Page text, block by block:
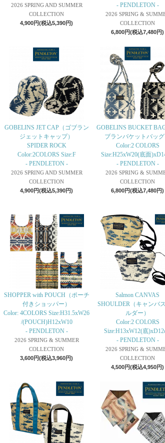
2026 SPRING AND SUMMER
COLLECTION
4,900円(税込5,390円)
- PENDLETON -
2026 SPRING &
COLLECTION
6,800円(税込7,480円)
GOBELINS JET CAP（ゴブラン
ジェットキャップ）
SPIDER ROCK
Color:2COLORS Size:F
- PENDLETON -
2026 SPRING AND SUMMER
COLLECTION
4,900円(税込5,390円)
GOBELINS BUCKET
ブランバケットバッグ
Color:2 COLORS
Size:H25xW20(底面
- PENDLETON -
2026 SPRING &
COLLECTION
6,800円(税込7,480円)
SHOPPER with POUCH（ポーチ
付きショッパー）
Color: 4COLORS Size:H31.5xW26
/(POUCH)H12xW10
- PENDLETON -
2026 SPRING & SUMMER
COLLECTION
3,600円(税込3,960円)
Salmon CANVAS
SHOULDER（キャンバ
ルダー）
Color:2 COLORS
Size:H13xW12(底
- PENDLETON -
2026 SPRING &
COLLECTION
4,500円(税込4,950円)